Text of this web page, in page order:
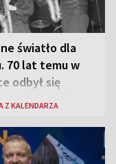
światło dla
70 lat temu w
odbył się
festiwal
Z KALENDARZA